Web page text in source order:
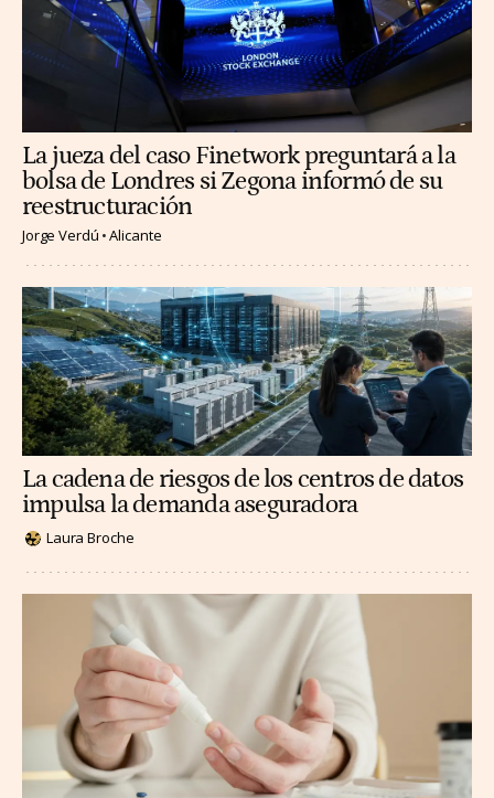
La jueza del caso Finetwork preguntará a la
bolsa de Londres si Zegona informó de su
reestructuración
Jorge Verdú Alicante
La cadena de riesgos de los centros de datos
impulsa la demanda aseguradora
Laura Broche